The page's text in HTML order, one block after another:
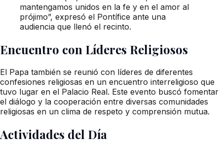
mantengamos unidos en la fe y en el amor al
prójimo”, expresó el Pontífice ante una
audiencia que llenó el recinto.
Encuentro con Líderes Religiosos
El Papa también se reunió con líderes de diferentes
confesiones religiosas en un encuentro interreligioso que
tuvo lugar en el Palacio Real. Este evento buscó fomentar
el diálogo y la cooperación entre diversas comunidades
religiosas en un clima de respeto y comprensión mutua.
Actividades del Día